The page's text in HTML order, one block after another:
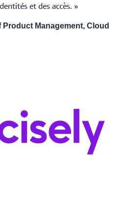
et des accès. »
Product Management, Cloud